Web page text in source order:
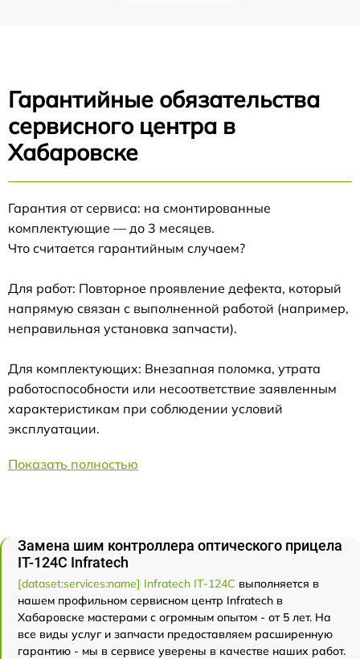
Гарантийные обязательства
сервисного центра в
Хабаровске
Гарантия от сервиса: на смонтированные
комплектующие — до 3 месяцев.
Что считается гарантийным случаем?
Для работ: Повторное проявление дефекта, который
напрямую связан с выполненной работой (например,
неправильная установка запчасти).
Для комплектующих: Внезапная поломка, утрата
работоспособности или несоответствие заявленным
характеристикам при соблюдении условий
эксплуатации.
Показать полностью
Замена шим контроллера оптического прицела
IT-124C Infratech
[dataset:services:name] Infratech IT-124C выполняется в
нашем профильном сервисном центр Infratech в
Хабаровске мастерами с огромным опытом - от 5 лет. На
все виды услуг и запчасти предоставляем расширенную
гарантию - мы в сервисе уверены в качестве наших работ.